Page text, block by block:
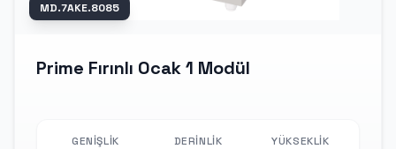
MD.7AKE.8085
Prime Fırınlı Ocak 1 Modül
GENIŞLIK DERINLIK YÜKSEKLIK